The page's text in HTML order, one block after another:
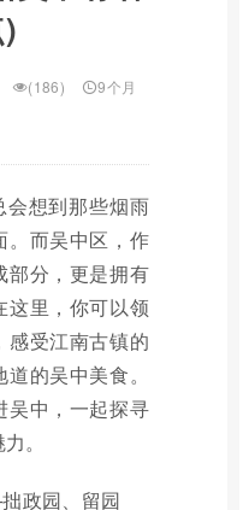
(186)
9个月
想到那些烟雨
。而吴中区，作
部分，更是拥有
这里，你可以领
感受江南古镇的
的吴中美食。
吴中，一起探寻
。
政园、留园